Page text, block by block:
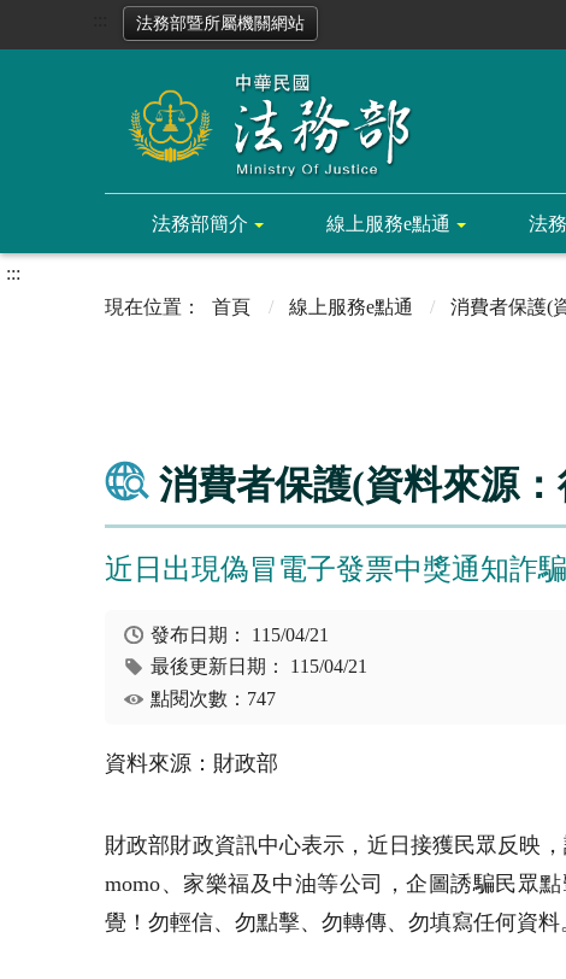
法務部暨所屬機關網站
法務部簡介 線上服務e點通 法
:::
首頁
線上服務e點通 消費者保護(
消費者保護(資料來源
近日出現偽冒電子發票中獎通知詐
發布日期： 115/04/21
最後更新日期： 115/04/21
點閱次數：747
資料來源：財政部
財政部財政資訊中心表示，近日接獲民眾反映
momo、家樂福及中油等公司，企圖誘騙民眾
覺！勿輕信、勿點擊、勿轉傳、勿填寫任何資料